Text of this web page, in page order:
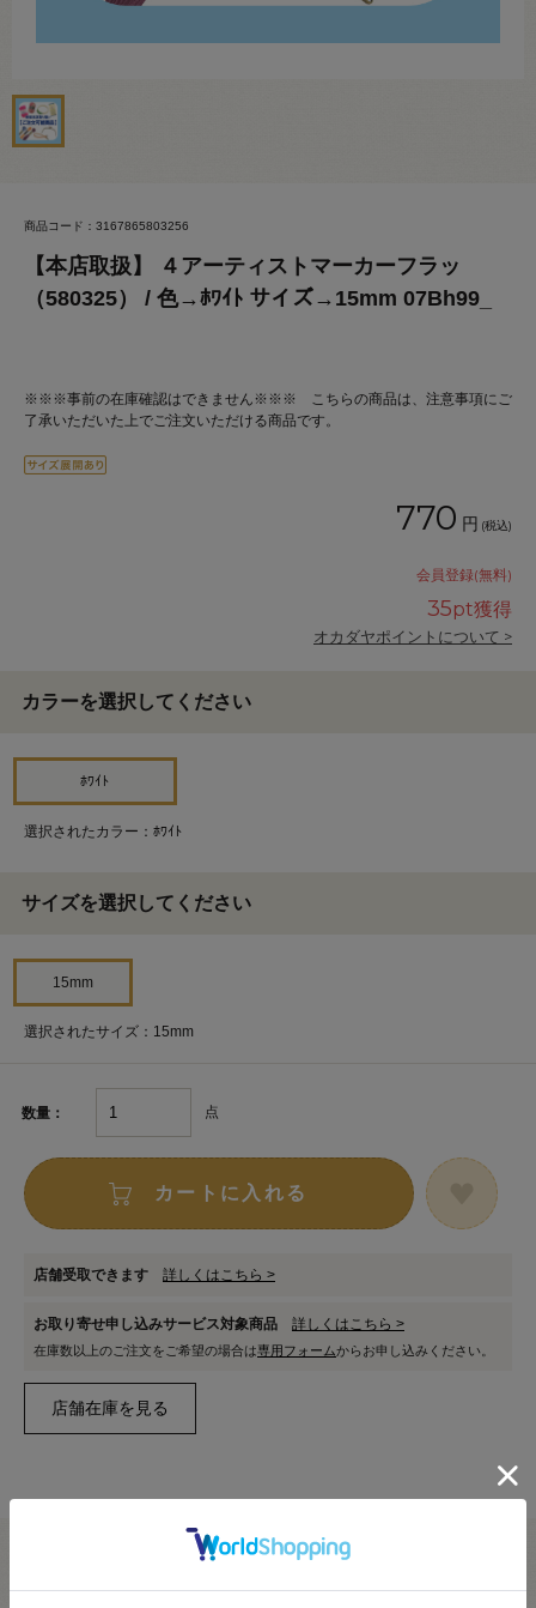
商品コード：3167865803256
【本店取扱】 ４アーティストマーカーフラッ
（580325） / 色→ﾎﾜｲﾄ サイズ→15mm 07Bh99_
※※※事前の在庫確認はできません※※※ こちらの商品は、注意事項にご
了承いただいた上でご注文いただける商品です。
770 円 (税込)
会員登録(無料)
35pt獲得
オカダヤポイントについて >
カラーを選択してください
ﾎﾜｲﾄ
選択されたカラー：ﾎﾜｲﾄ
サイズを選択してください
15mm
選択されたサイズ：15mm
数量： 点
カートに入れる
店舗受取できます 詳しくはこちら >
お取り寄せ申し込みサービス対象商品 詳しくはこちら >
在庫数以上のご注文をご希望の場合は専用フォームからお申し込みください。